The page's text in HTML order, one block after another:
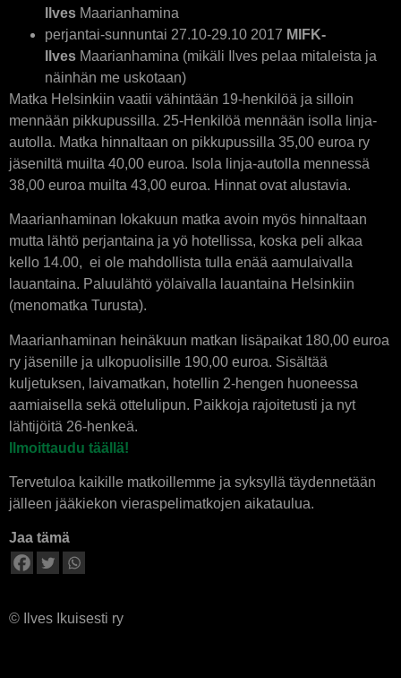
Ilves Maarianhamina
perjantai-sunnuntai 27.10-29.10 2017 MIFK-
Ilves Maarianhamina (mikäli Ilves pelaa mitaleista ja
näinhän me uskotaan)
Matka Helsinkiin vaatii vähintään 19-henkilöä ja silloin
mennään pikkupussilla. 25-Henkilöä mennään isolla linja-
autolla. Matka hinnaltaan on pikkupussilla 35,00 euroa ry
jäseniltä muilta 40,00 euroa. Isola linja-autolla mennessä
38,00 euroa muilta 43,00 euroa. Hinnat ovat alustavia.
Maarianhaminan lokakuun matka avoin myös hinnaltaan
mutta lähtö perjantaina ja yö hotellissa, koska peli alkaa
kello 14.00, ei ole mahdollista tulla enää aamulaivalla
lauantaina. Paluulähtö yölaivalla lauantaina Helsinkiin
(menomatka Turusta).
Maarianhaminan heinäkuun matkan lisäpaikat 180,00 euroa
ry jäsenille ja ulkopuolisille 190,00 euroa. Sisältää
kuljetuksen, laivamatkan, hotellin 2-hengen huoneessa
aamiaisella sekä ottelulipun. Paikkoja rajoitetusti ja nyt
lähtijöitä 26-henkeä.
Ilmoittaudu täällä!
Tervetuloa kaikille matkoillemme ja syksyllä täydennetään
jälleen jääkiekon vieraspelimatkojen aikataulua.
Jaa tämä
© Ilves Ikuisesti ry